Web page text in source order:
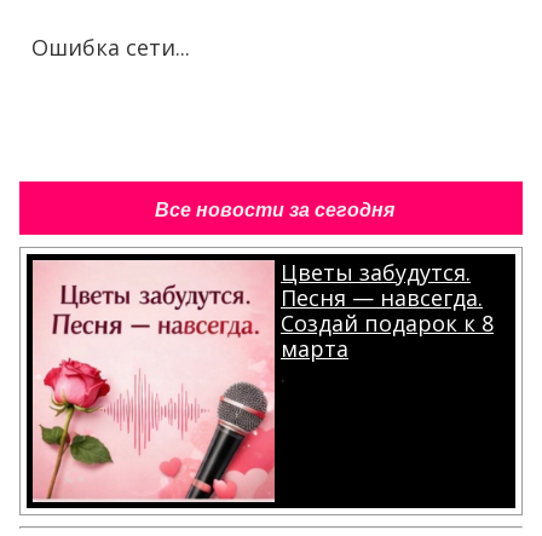
Ошибка сети...
Все новости за сегодня
Цветы забудутся.
Песня — навсегда.
Создай подарок к 8
марта
.